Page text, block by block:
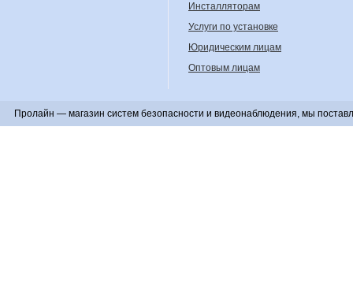
Инсталляторам
Услуги по установке
Юридическим лицам
Оптовым лицам
Пролайн — магазин систем безопасности и видеонаблюдения, мы